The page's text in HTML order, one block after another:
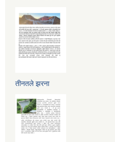
तीनतले झरना